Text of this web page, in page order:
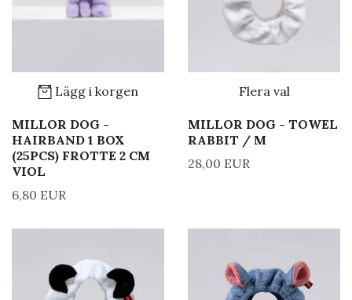
Lägg i korgen
MILLOR DOG -
HAIRBAND 1 BOX
(25PCS) FROTTE 2 CM
VIOL
6,80 EUR
Flera val
MILLOR DOG - TOWEL
RABBIT / M
28,00 EUR